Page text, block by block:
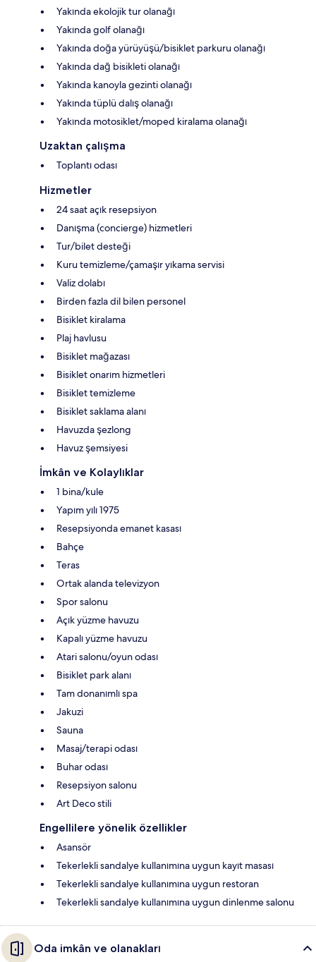
Yakında ekolojik tur olanağı
Yakında golf olanağı
Yakında doğa yürüyüşü/bisiklet parkuru olanağı
Yakında dağ bisikleti olanağı
Yakında kanoyla gezinti olanağı
Yakında tüplü dalış olanağı
Yakında motosiklet/moped kiralama olanağı
Uzaktan çalışma
Toplantı odası
Hizmetler
24 saat açık resepsiyon
Danışma (concierge) hizmetleri
Tur/bilet desteği
Kuru temizleme/çamaşır yıkama servisi
Valiz dolabı
Birden fazla dil bilen personel
Bisiklet kiralama
Plaj havlusu
Bisiklet mağazası
Bisiklet onarım hizmetleri
Bisiklet temizleme
Bisiklet saklama alanı
Havuzda şezlong
Havuz şemsiyesi
İmkân ve Kolaylıklar
1 bina/kule
Yapım yılı 1975
Resepsiyonda emanet kasası
Bahçe
Teras
Ortak alanda televizyon
Spor salonu
Açık yüzme havuzu
Kapalı yüzme havuzu
Atari salonu/oyun odası
Bisiklet park alanı
Tam donanımlı spa
Jakuzi
Sauna
Masaj/terapi odası
Buhar odası
Resepsiyon salonu
Art Deco stili
Engellilere yönelik özellikler
Asansör
Tekerlekli sandalye kullanımına uygun kayıt masası
Tekerlekli sandalye kullanımına uygun restoran
Tekerlekli sandalye kullanımına uygun dinlenme salonu
Oda imkân ve olanakları